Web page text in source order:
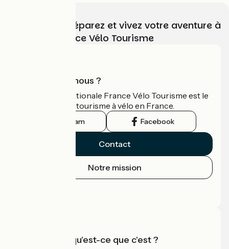
Choisissez, préparez et vivez votre aventure à
vélo avec France Vélo Tourisme
Qui sommes-nous ?
L'association nationale France Vélo Tourisme est le
guide officiel du tourisme à vélo en France.
Instagram Facebook
Contact
Notre mission
Accueil Vélo qu'est-ce que c'est ?